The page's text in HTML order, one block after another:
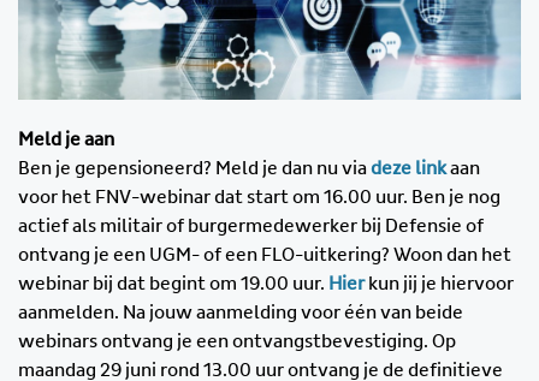
Meld je aan
Ben je gepensioneerd? Meld je dan nu viadeze linkaan
voor het FNV-webinar dat start om 16.00 uur. Ben je nog
actief als militair of burgermedewerker bij Defensie of
ontvang je een UGM- of een FLO-uitkering? Woon dan het
webinar bij dat begint om 19.00 uur. Hierkun jij je hiervoor
aanmelden. Na jouw aanmelding voor één van beide
webinars ontvang je een ontvangstbevestiging. Op
maandag 29 juni rond 13.00 uur ontvang je de definitieve